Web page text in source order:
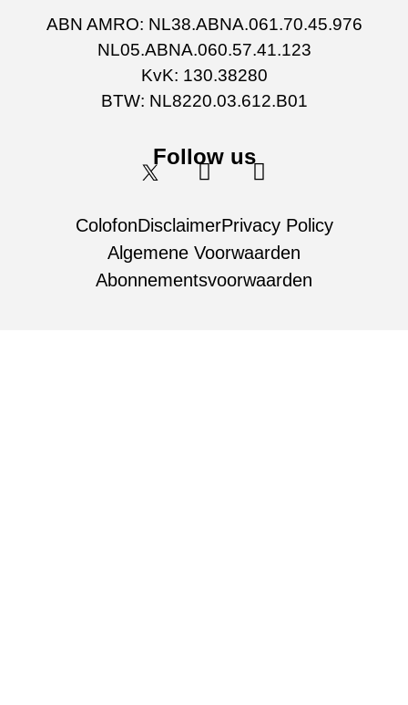
ABN AMRO: NL38.ABNA.061.70.45.976
NL05.ABNA.060.57.41.123
KvK: 130.38280
BTW: NL8220.03.612.B01
Follow us
ColofonDisclaimerPrivacy Policy
Algemene Voorwaarden
Abonnementsvoorwaarden